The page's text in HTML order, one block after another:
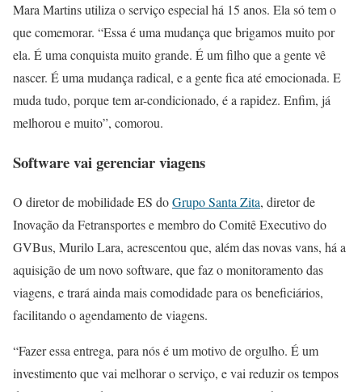
Mara Martins utiliza o serviço especial há 15 anos. Ela só tem o
que comemorar. “Essa é uma mudança que brigamos muito por
ela. É uma conquista muito grande. É um filho que a gente vê
nascer. É uma mudança radical, e a gente fica até emocionada. E
muda tudo, porque tem ar-condicionado, é a rapidez. Enfim, já
melhorou e muito”, comorou.
Software vai gerenciar viagens
O diretor de mobilidade ES doGrupo Santa Zita, diretor de
Inovação da Fetransportes e membro do Comitê Executivo do
GVBus, Murilo Lara, acrescentou que, além das novas vans, há a
aquisição de um novo software, que faz o monitoramento das
viagens, e trará ainda mais comodidade para os beneficiários,
facilitando o agendamento de viagens.
“Fazer essa entrega, para nós é um motivo de orgulho. É um
investimento que vai melhorar o serviço, e vai reduzir os tempos